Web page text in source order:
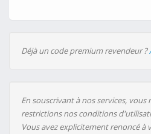
Déjà un code premium revendeur ?
En souscrivant à nos services, vous
restrictions nos conditions
Vous avez explicitement renoncé